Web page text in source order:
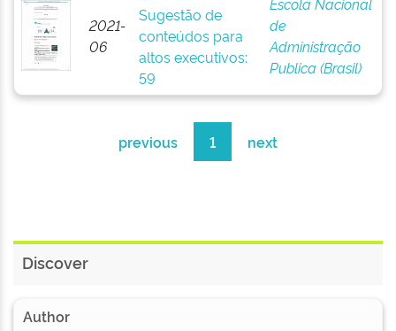
2021-
06
Sugestão de
conteúdos para
altos executivos:
59
de
Administração
Publica (Brasil)
previous 1 next
Discover
Author